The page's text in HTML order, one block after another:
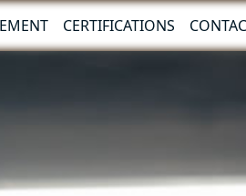
CERTIFICATIONS